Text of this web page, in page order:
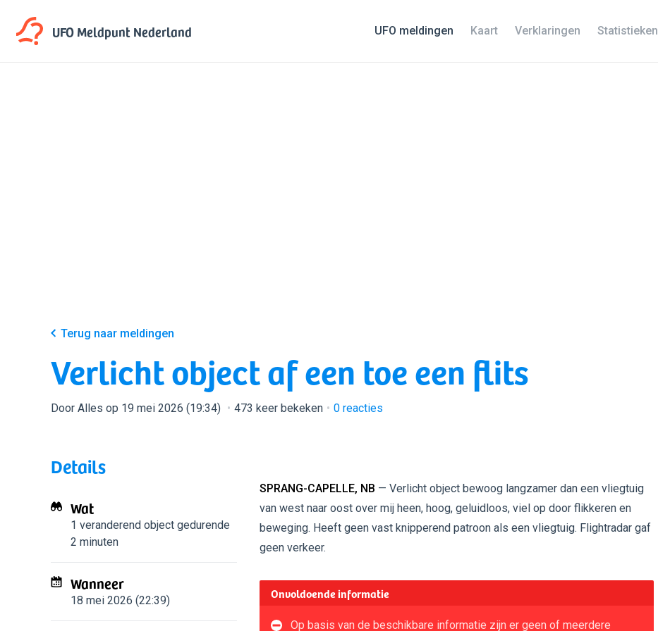
UFO MeldpuntNederland UFO meldingen Kaart Verklaringen Statistieken
Terug naar meldingen
Verlicht object af een toe een flits
Door Alles op 19 mei 2026 (19:34) 473 keer bekeken 0 reacties
Details
Wat
1 veranderend object gedurende
2 minuten
Wanneer
18 mei 2026 (22:39)
SPRANG-CAPELLE, NB — Verlicht object bewoog langzamer dan een vliegtuig
van west naar oost over mij heen, hoog, geluidloos, viel op door flikkeren en
beweging. Heeft geen vast knipperend patroon als een vliegtuig. Flightradar gaf
geen verkeer.
Onvoldoende informatie
Op basis van de beschikbare informatie zijn er geen of meerdere